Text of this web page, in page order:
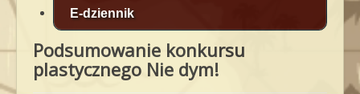
E-dziennik
Podsumowanie konkursu
plastycznego Nie dym!